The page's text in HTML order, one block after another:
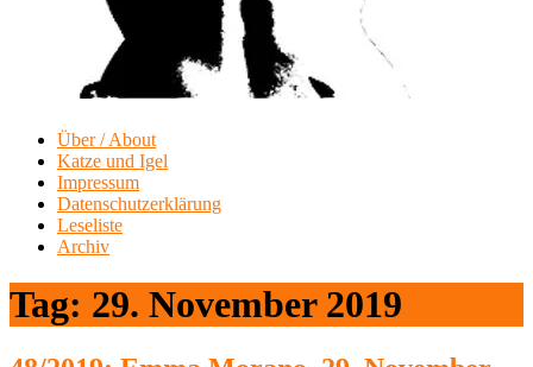
Über / About
Katze und Igel
Impressum
Datenschutzerklärung
Leseliste
Archiv
Tag: 29. November 2019